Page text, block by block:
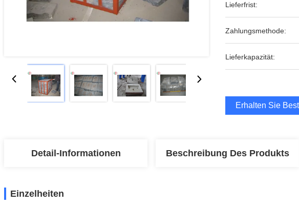
Lieferfrist:
Zahlungsmethode:
Lieferkapazität:
Erhalten Sie
Detail-Informationen Beschreibung Des Produkts
Einzelheiten